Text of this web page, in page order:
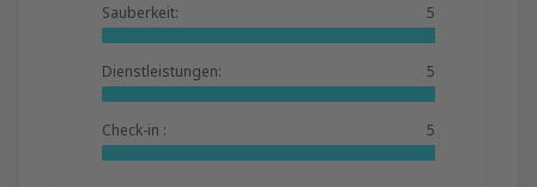
Sauberkeit: 5
Dienstleistungen: 5
Check-in : 5